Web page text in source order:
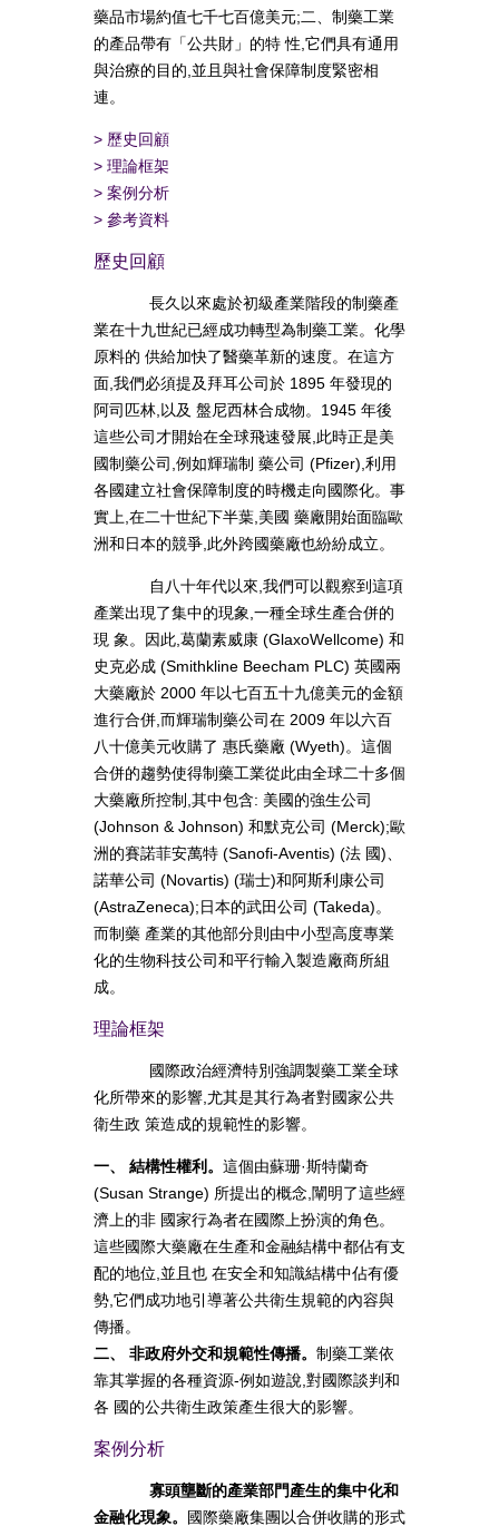
藥品市場約值七千七百億美元;二、制藥工業
的產品帶有「公共財」的特 性,它們具有通用
與治療的目的,並且與社會保障制度緊密相
連。
> 歷史回顧
> 理論框架
> 案例分析
> 參考資料
歷史回顧
長久以來處於初級產業階段的制藥產
業在十九世紀已經成功轉型為制藥工業。化學
原料的 供給加快了醫藥革新的速度。在這方
面,我們必須提及拜耳公司於 1895 年發現的
阿司匹林,以及 盤尼西林合成物。1945 年後
這些公司才開始在全球飛速發展,此時正是美
國制藥公司,例如輝瑞制 藥公司 (Pfizer),利用
各國建立社會保障制度的時機走向國際化。事
實上,在二十世紀下半葉,美國 藥廠開始面臨歐
洲和日本的競爭,此外跨國藥廠也紛紛成立。
自八十年代以來,我們可以觀察到這項
產業出現了集中的現象,一種全球生產合併的
現 象。因此,葛蘭素威康 (GlaxoWellcome) 和
史克必成 (Smithkline Beecham PLC) 英國兩
大藥廠於 2000 年以七百五十九億美元的金額
進行合併,而輝瑞制藥公司在 2009 年以六百
八十億美元收購了 惠氏藥廠 (Wyeth)。這個
合併的趨勢使得制藥工業從此由全球二十多個
大藥廠所控制,其中包含: 美國的強生公司
(Johnson & Johnson) 和默克公司 (Merck);歐
洲的賽諾菲安萬特 (Sanofi-Aventis) (法 國)、
諾華公司 (Novartis) (瑞士)和阿斯利康公司
(AstraZeneca);日本的武田公司 (Takeda)。
而制藥 產業的其他部分則由中小型高度專業
化的生物科技公司和平行輸入製造廠商所組
成。
理論框架
國際政治經濟特別強調製藥工業全球
化所帶來的影響,尤其是其行為者對國家公共
衛生政 策造成的規範性的影響。
一、 結構性權利。 這個由蘇珊·斯特蘭奇
(Susan Strange) 所提出的概念,闡明了這些經
濟上的非 國家行為者在國際上扮演的角色。
這些國際大藥廠在生產和金融結構中都佔有支
配的地位,並且也 在安全和知識結構中佔有優
勢,它們成功地引導著公共衛生規範的內容與
傳播。
二、 非政府外交和規範性傳播。 制藥工業依
靠其掌握的各種資源-例如遊說,對國際談判和
各 國的公共衛生政策產生很大的影響。
案例分析
寡頭壟斷的產業部門產生的集中化和
金融化現象。 國際藥廠集團以合併收購的形式